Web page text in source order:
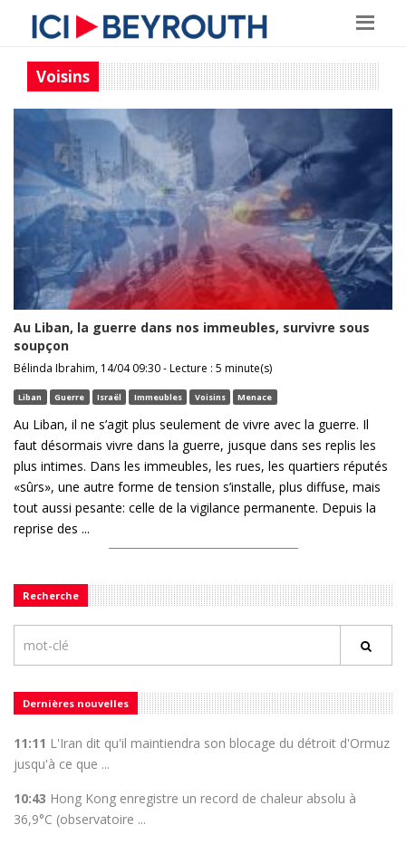
Voisins
Au Liban, la guerre dans nos immeubles, survivre sous
soupçon
Bélinda Ibrahim, 14/04 09:30 - Lecture : 5 minute(s)
Liban Guerre Israël Immeubles Voisins Menace
Au Liban, il ne s’agit plus seulement de vivre avec la guerre. Il
faut désormais vivre dans la guerre, jusque dans ses replis les
plus intimes. Dans les immeubles, les rues, les quartiers réputés
«sûrs», une autre forme de tension s’installe, plus diffuse, mais
tout aussi pesante: celle de la vigilance permanente. Depuis la
reprise des ...
Recherche
Dernières nouvelles
11:11 L'Iran dit qu'il maintiendra son blocage du détroit d'Ormuz
jusqu'à ce que ...
10:43 Hong Kong enregistre un record de chaleur absolu à
36,9°C (observatoire ...